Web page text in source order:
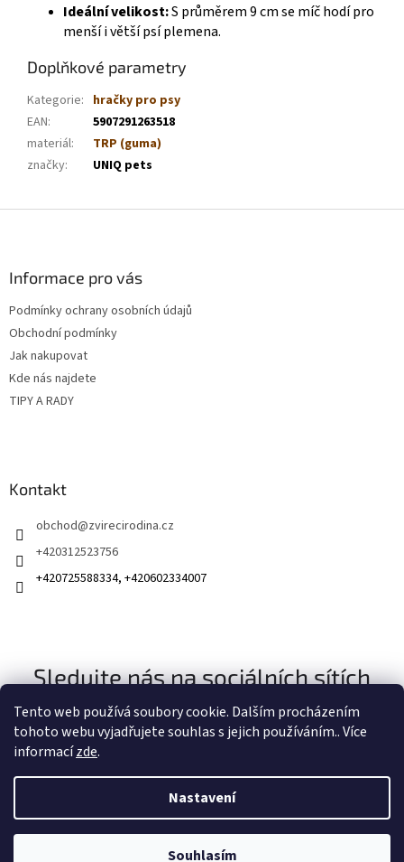
Tento web používá soubory cookie. Dalším procházením
tohoto webu vyjadřujete souhlas s jejich používáním.. Více
informacízde.
Nastavení
Souhlasím
Ideální velikost:S průměrem 9 cm se míč hodí pro
menší i větší psí plemena.
Doplňkové parametry
Kategorie: hračky pro psy
EAN:
5907291263518
materiál:
TRP (guma)
značky: UNIQ pets
Informace pro vás
Podmínky ochrany osobních údajů
Obchodní podmínky
Jak nakupovat
Kde nás najdete
TIPY A RADY
Kontakt
obchod@zvirecirodina.cz
+420312523756
+420725588334, +420602334007
Sledujte nás na sociálních sítích
Vytvořil Shoptet
Zvířecí rodina. Všechna práva vyhrazena.